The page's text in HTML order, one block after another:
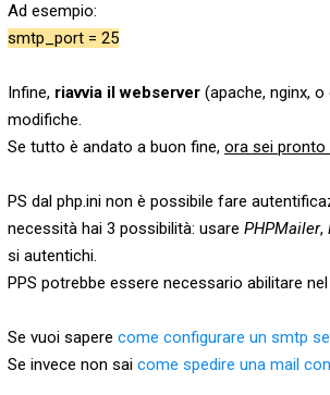
Ad esempio:
smtp_port = 25
Infine, riavvia il webserver (apache, nginx,
modifiche.
Se tutto è andato a buon fine, ora sei pronto
PS dal php.ini non è possibile fare
necessità hai 3 possibilità: usare PHPMailer,
si autentichi.
PPS potrebbe essere necessario abilitare nel
Se vuoi sapere come configurare un smtp
Se invece non sai come spedire una mail